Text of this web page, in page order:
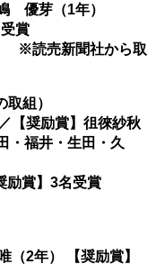
嶋 優芽（1年）
※読売新聞社から取
組）
【奨励賞】徂徠紗秋
・福井・生田・久
受賞
2年） 【奨励賞】